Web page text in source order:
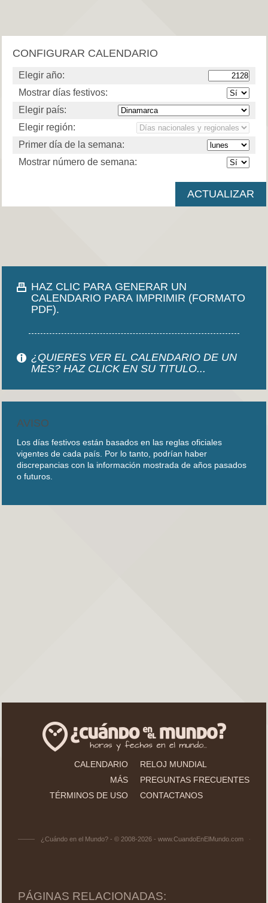
CONFIGURAR CALENDARIO
Elegir año:
Mostrar días festivos:
Elegir país:
Elegir región:
Primer día de la semana:
Mostrar número de semana:
HAZ CLIC PARA GENERAR UN
CALENDARIO PARA IMPRIMIR (FORMATO
PDF).
¿QUIERES VER EL CALENDARIO DE UN
MES? HAZ CLICK EN SU TITULO...
AVISO
Los días festivos están basados en las reglas oficiales
vigentes de cada país. Por lo tanto, podrían haber
discrepancias con la información mostrada de años pasados
o futuros.
CALENDARIO
RELOJ MUNDIAL
MÁS
PREGUNTAS FRECUENTES
TÉRMINOS DE USO
CONTACTANOS
¿Cuándo en el Mundo? - © 2008-2026 - www.CuandoEnElMundo.com
PÁGINAS RELACIONADAS: